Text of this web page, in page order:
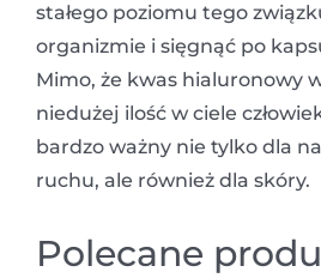
stałego poziomu tego
organizmie i sięgnąć po
Mimo, że kwas hialuronowy
niedużej ilość w ciele
bardzo ważny nie tylko dla
ruchu, ale również dla skóry.
Polecane